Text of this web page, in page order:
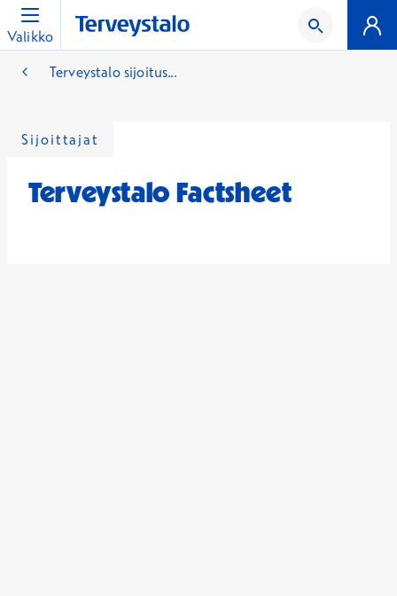
Valikko
Terveystalo sijoitus...
Sijoittajat
Terveystalo Factsheet